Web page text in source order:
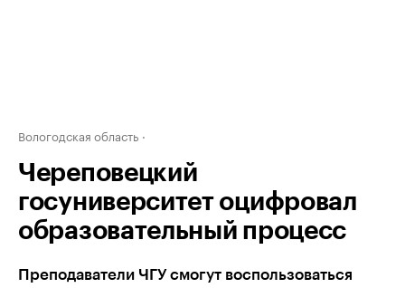
Вологодская область
Череповецкий
госуниверситет оцифровал
образовательный процесс
Преподаватели ЧГУ смогут воспользоваться